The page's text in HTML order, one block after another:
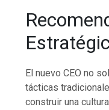
El nuevo CEO no
tácticas
construir una